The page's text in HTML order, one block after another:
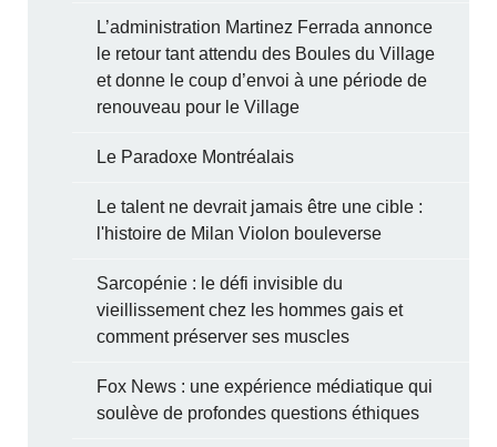
L’administration Martinez Ferrada annonce
le retour tant attendu des Boules du Village
et donne le coup d’envoi à une période de
renouveau pour le Village
Le Paradoxe Montréalais
Le talent ne devrait jamais être une cible :
l'histoire de Milan Violon bouleverse
Sarcopénie : le défi invisible du
vieillissement chez les hommes gais et
comment préserver ses muscles
Fox News : une expérience médiatique qui
soulève de profondes questions éthiques